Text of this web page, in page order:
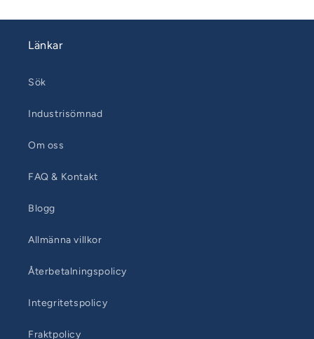
Länkar
Sök
Industrisömnad
Om oss
FAQ & Kontakt
Blogg
Allmänna villkor
Återbetalningspolicy
Integritetspolicy
Fraktpolicy